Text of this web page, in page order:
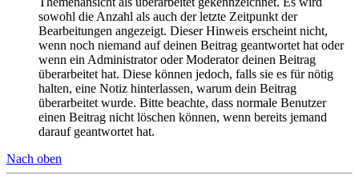
sowohl die Anzahl als auch der letzte Zeitpunkt der
Bearbeitungen angezeigt. Dieser Hinweis erscheint nicht,
wenn noch niemand auf deinen Beitrag geantwortet hat oder
wenn ein Administrator oder Moderator deinen Beitrag
überarbeitet hat. Diese können jedoch, falls sie es für nötig
halten, eine Notiz hinterlassen, warum dein Beitrag
überarbeitet wurde. Bitte beachte, dass normale Benutzer
einen Beitrag nicht löschen können, wenn bereits jemand
darauf geantwortet hat.
Nach oben